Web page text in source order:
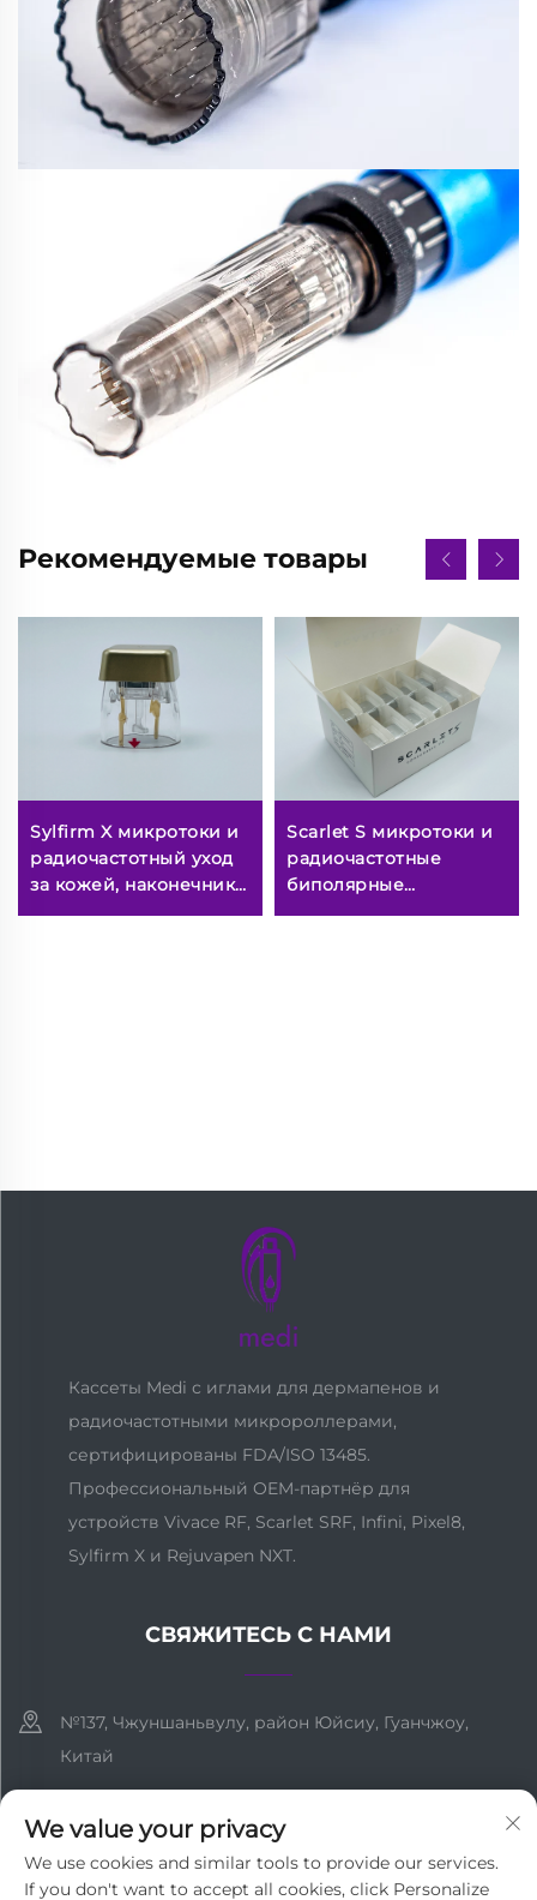
Рекомендуемые товары
Sylfirm X микротоки и
радиочастотный уход
за кожей, наконечники
Sylfirm X X-25
Scarlet S микротоки и
радиочастотные
биполярные
электроды,
Кассеты Medi с иглами для дермапенов и
радиочастотными микророллерами,
сертифицированы FDA/ISO 13485.
Профессиональный OEM-партнёр для
устройств Vivace RF, Scarlet SRF, Infini, Pixel8,
Sylfirm X и Rejuvapen NXT.
СВЯЖИТЕСЬ С НАМИ
№137, Чжуншаньвулу, район Юйсиу, Гуанчжоу,
Китай
[email protected]
We value your privacy
We use cookies and similar tools to provide our services.
If you don't want to accept all cookies, click Personalize